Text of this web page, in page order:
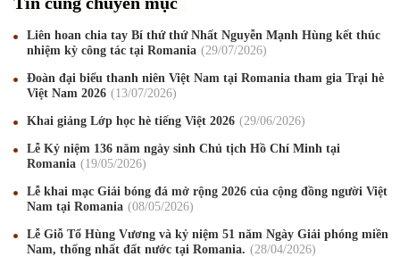
Liên hoan chia tay Bí thứ thứ Nhất Nguyễn Mạnh Hùng kết thúc
nhiệm kỳ công tác tại Romania
29/07/2026
Đoàn đại biểu thanh niên Việt Nam tại Romania tham gia Trại hè
Việt Nam 2026
13/07/2026
Khai giảng Lớp học hè tiếng Việt 2026 29/06/2026
Lễ Kỷ niệm 136 năm ngày sinh Chủ tịch Hồ Chí Minh tại
Romania
19/05/2026
Lễ khai mạc Giải bóng đá mở rộng 2026 của cộng đồng người Việt
Nam tại Romania
08/05/2026
Lễ Giỗ Tổ Hùng Vương và kỷ niệm 51 năm Ngày Giải phóng miền
Nam, thống nhất đất nước tại Romania.
28/04/2026
Mừng Xuân Canh Tý 2020 22
Chúc mừng Giáng sinh và Năm mới 2020 24 /12 /2019
Mừng Xuân Kỷ Hợi 2019
Chúc mừng Giáng sinh và Năm mới 2019 22/12/2018
Mừng Xuân Bính Ngọ 2026 15 /02/2026